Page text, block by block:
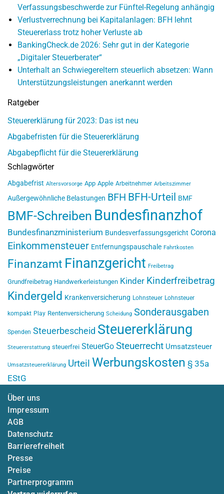
Verfassungsbeschwerde zur Fünftel-Regelung anhängig
Verlustverrechnung bei Kapitalanlagen: BFH lehnt
Steuererlass trotz hoher Verluste ab
BankingCheck.de 2026: Sehr gut in der Kategorie
„Digitaler Steuerberater“
Unterhalt an Schwiegereltern steuerlich absetzen: Wann
Unterstützungsleistungen anerkannt werden
Ratgeber
Steuererklärung für 2023: Das ist neu
Abgabefristen für die Steuererklärung
Abgabepflicht für die Steuererklärung
Schlagwörter
Abgabefrist Altersvorsorge App Apple Arbeitnehmer Arbeitszimmer
Außergewöhnliche Belastungen BFH BFH-Urteil BMF
BMF-Schreiben Bundesfinanzhof
Bundesfinanzministerium Bundesverfassungsgericht Corona
Einkommensteuer Entfernungspauschale Fahrtkosten
Finanzamt Finanzgericht Freibetrag
Grundfreibetrag Handwerkerleistungen Kinder Kinderfreibetrag
Kindergeld Krankenversicherung Lohnsteuer Lohnsteuer
kompakt Play Rentenversicherung Scheidung Sonderausgaben
Spenden Steuerbescheid Steuererklärung
Steuererstattung steuerfrei SteuerGo Steuerrecht Umsatzsteuer
Umsatzsteuererklärung Urteil Werbungskosten § 35a
EStG
Über uns
Impressum
AGB
Datenschutz
Barrierefreiheit
Presse
Preise
Partnerprogramm